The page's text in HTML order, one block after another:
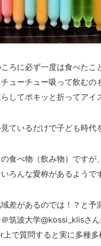
ろに必ず一度は食べたこ
ューチュー吸って飲むの
してポキッと折ってアイ
ているだけで子ども時代
食べ物（飲み物）ですが、
ろんな愛称があるようで
差があるのでは！？と予
筑波大学@kossi_klisさ
で質問すると実に多種多